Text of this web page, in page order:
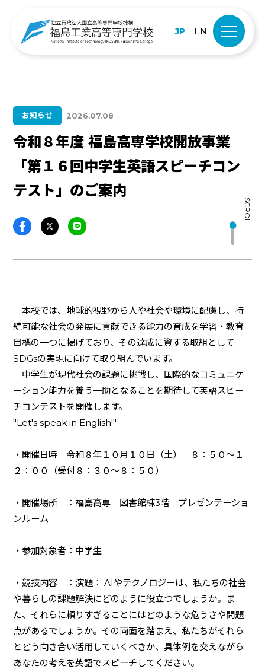
JP EN
お知らせ 2026.07.08
令和８年度 福島高専学校開放事業
「第１６回中学生英語スピーチコン
テスト」のご案内
SCROLL
本校では、地球的視野から人や社会や環境に配慮し、持
続可能な社会の発展に貢献できる能力の育成を学習・教育
目標の一つに掲げており、その達成に資する取組として
SDGsの実現に向けて取り組んでいます。
中学生が現代社会の課題に挑戦し、国際的なコミュニケ
ーション能力を養う一助となることを期待して英語スピー
チコンテストを開催します。
"Let's speak in English!"
・開催日時 令和８年１０月１０日（土） ８：５０～１
２：００（受付８：３０～８：５０）
・開催場所 ：福島高専 図書館棟3階 プレゼンテーショ
ンルーム
・参加対象者：中学生
・競技内容 ：演題： AIやテクノロジーは、私たちの社会
や暮らしの課題解決にどのように役立つでしょうか。ま
た、それらに頼りすぎることにはどのような危うさや問題
点があるでしょうか。その両面を踏まえ、私たちがそれら
とどう向き合い活用していくべきか、具体例を交えながら
あなたの考えを英語でスピーチしてください。